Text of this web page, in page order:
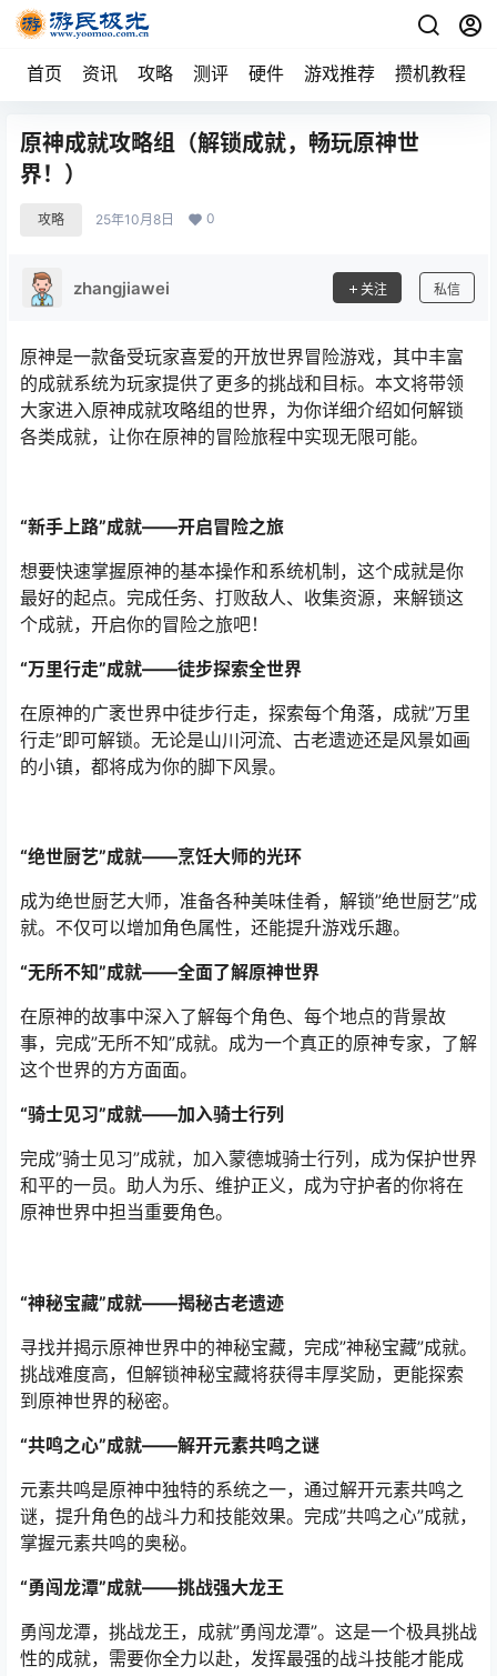
首页 资讯 攻略 测评 硬件 游戏推荐 攒机教程
原神成就攻略组（解锁成就，畅玩原神世
界！）
攻略 25年10月8日 0
zhangjiawei 关注 私信
原神是一款备受玩家喜爱的开放世界冒险游戏，其中丰富
的成就系统为玩家提供了更多的挑战和目标。本文将带领
大家进入原神成就攻略组的世界，为你详细介绍如何解锁
各类成就，让你在原神的冒险旅程中实现无限可能。
“新手上路”成就——开启冒险之旅
想要快速掌握原神的基本操作和系统机制，这个成就是你
最好的起点。完成任务、打败敌人、收集资源，来解锁这
个成就，开启你的冒险之旅吧！
“万里行走”成就——徒步探索全世界
在原神的广袤世界中徒步行走，探索每个角落，成就”万里
行走”即可解锁。无论是山川河流、古老遗迹还是风景如画
的小镇，都将成为你的脚下风景。
“绝世厨艺”成就——烹饪大师的光环
成为绝世厨艺大师，准备各种美味佳肴，解锁”绝世厨艺”成
就。不仅可以增加角色属性，还能提升游戏乐趣。
“无所不知”成就——全面了解原神世界
在原神的故事中深入了解每个角色、每个地点的背景故
事，完成”无所不知”成就。成为一个真正的原神专家，了解
这个世界的方方面面。
“骑士见习”成就——加入骑士行列
完成”骑士见习”成就，加入蒙德城骑士行列，成为保护世界
和平的一员。助人为乐、维护正义，成为守护者的你将在
原神世界中担当重要角色。
“神秘宝藏”成就——揭秘古老遗迹
寻找并揭示原神世界中的神秘宝藏，完成”神秘宝藏”成就。
挑战难度高，但解锁神秘宝藏将获得丰厚奖励，更能探索
到原神世界的秘密。
“共鸣之心”成就——解开元素共鸣之谜
元素共鸣是原神中独特的系统之一，通过解开元素共鸣之
谜，提升角色的战斗力和技能效果。完成”共鸣之心”成就，
掌握元素共鸣的奥秘。
“勇闯龙潭”成就——挑战强大龙王
勇闯龙潭，挑战龙王，成就”勇闯龙潭”。这是一个极具挑战
性的成就，需要你全力以赴，发挥最强的战斗技能才能成